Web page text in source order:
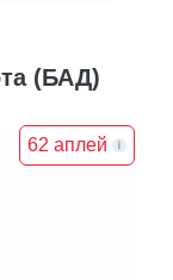
(БАД)
62 аплей